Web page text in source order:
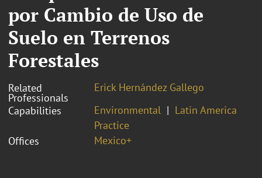
por Cambio de Uso de
Suelo en Terrenos
Forestales
Related
Professionals
Erick Hernández Gallego
Capabilities
Environmental
Latin America
Practice
Offices
Mexico+